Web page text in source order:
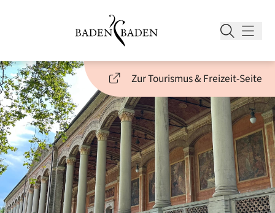
Zur Tourismus & Freizeit-Seite